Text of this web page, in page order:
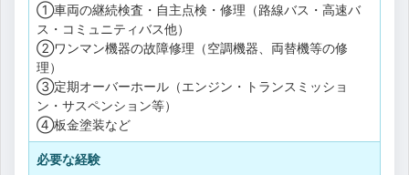
①車両の継続検査・自主点検・修理（路線バス・高速バ
ス・コミュニティバス他）
②ワンマン機器の故障修理（空調機器、両替機等の修
理）
③定期オーバーホール（エンジン・トランスミッショ
ン・サスペンション等）
④板金塗装など
必要な経験